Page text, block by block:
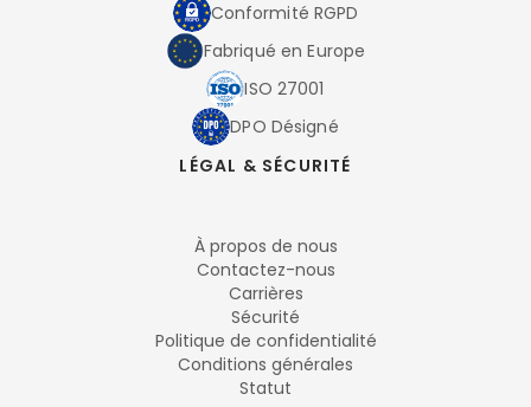
Conformité RGPD
Fabriqué en Europe
ISO 27001
DPO Désigné
LÉGAL & SÉCURITÉ
À propos de nous
Contactez-nous
Carrières
Sécurité
Politique de confidentialité
Conditions générales
Statut